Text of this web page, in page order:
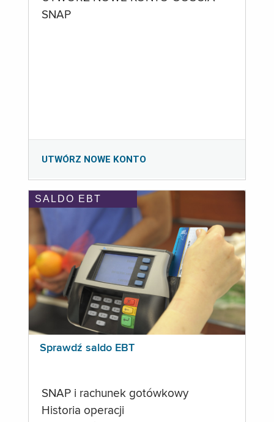
SNAP
UTWÓRZ NOWE KONTO
SALDO EBT
Sprawdź saldo EBT
SNAP i rachunek gotówkowy
Historia operacji